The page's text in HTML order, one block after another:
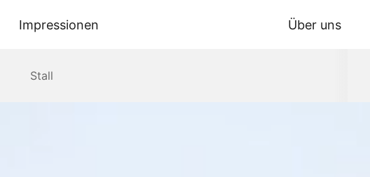
Impressionen Über uns
Stall